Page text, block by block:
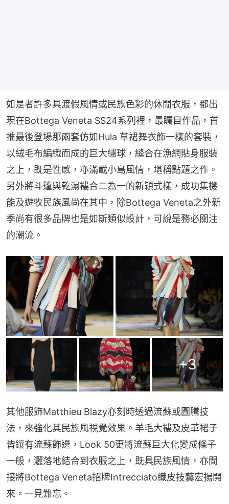
如是者許多具渡假風情或民族色彩的休閒衣服，都出
現在Bottega Veneta SS24系列裡，最矚目作品，首
推最後登場那兩套仿如Hula 草裙舞衣飾一樣的套裝，
以絨毛布編織而成的巨大繡球，縫合在漁網貼身服裝
之上，既是性感，亦滿載小島風情，堪稱點題之作。
另外將斗篷與乾濕褸合二為一的新穎式樣，成功集機
能及遊牧民族風尚在其中，除Bottega Veneta之外新
季尚有很多品牌也是如斯類似設計，可說是務必關注
的潮流。
+3
其他服飾Matthieu Blazy亦刻時透過流蘇或圖騰技
法，來強化其民族風視覺效果。羊毛大褸及皮革裙子
皆鑲有流蘇飾邊，Look 50更將流蘇巨大化變成條子
一般，灑落地結合到衣服之上，既具民族風情，亦間
接將Bottega Veneta招牌Intrecciato織皮技藝宏揚開
來，一見難忘。